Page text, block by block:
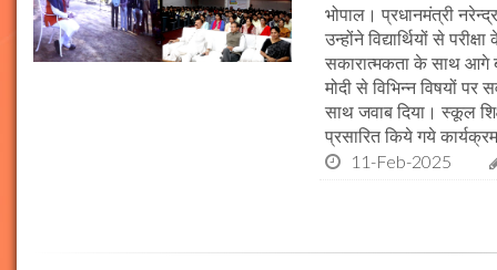
भोपाल। प्रधानमंत्री नरेन्द्र
उन्होंने विद्यार्थियों से
सकारात्मकता के साथ आगे
मोदी से विभिन्न विषयों
साथ जवाब दिया। स्कूल
प्रसारित किये गये
11-Feb-2025